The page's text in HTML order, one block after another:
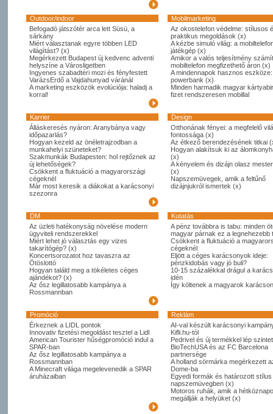
Outdoor/indoor
Mobilmarketing
Befogadó játszótér arca lett Süsü, a
sárkány
Miért választanak egyre többen LED
világítást? (x)
Megérkezett Budapest új kedvenc adventi
helyszíne a Városligetben
Ingyenes szabadtéri mozi és fényfestett
VarázsErdő a Vajdahunyad váránál
A marketing eszközök evolúciója: haladj a
korral!
Az okostelefon védelme: stílusos
praktikus megoldások (x)
A kézbe simuló világ: a
játékgép (x)
Amikor a valós teljesítmény
mobiltelefon megfizethető áron (x)
A mindennapok hasznos
powerbank (x)
Minden harmadik magyar
fizet rendszeresen mobillal
Karrier
Design
Álláskeresés nyáron: Aranybánya vagy
időpazarlás?
Hogyan kezeld az önéletrajzodban a
munkahelyi szüneteket?
Szakmunkák Budapesten: hol rejtőznek az
új lehetőségek?
Csökkent a fluktuáció a magyarországi
cégeknél
Már most keresik a diákokat a karácsonyi
szezonra
Otthonának fényei: a megfelelő
fontossága (x)
Az étkező berendezésének titkai
Hogyan alakítsuk ki az
(x)
A kényelem és dizájn olasz
(x)
Napszemüvegek, amik a feltűnő
dizájnjukról ismertek (x)
DM
Kutatás
Az üzleti hatékonyság növelése modern
ügyviteli rendszerekkel
Miért lehet jó választás egy vizes
takarítógép? (x)
Koncertsorozatot hoz tavaszra az
Ötöslottó
Hogyan találd meg a tökéletes céges
ajándékot? (x)
Az ősz legillatosabb kampánya a
Rossmannban
A pénz továbbra is tabu: minden
magyar párnak ez a legnehezebb
Csökkent a fluktuáció a
cégeknél
Eljött a céges karácsonyok ideje:
pénzkidobás vagy jó buli?
10-15 százalékkal drágul a
idén
Így költenek a magyarok
Promóció
Reklám
Érkeznek a LIDL pontok
Innovativ fizetési megoldást tesztel a Lidl
American Tourister hűségpromóció indul a
SPAR-ban
Az ősz legillatosabb kampánya a
Rossmannban
A Minecraft világa megelevenedik a SPAR
áruházaiban
AI-val készült karácsonyi
Kifli.hu-tól
Pedrivel és új termékkel lép
BioTechUSA és az FC Barcelona
partnersége
A holland sörmárka megérkezett
Dome-ba
Egyedi formák és határozott
napszemüvegben (x)
Motoros ruhák, amik a
megállják a helyüket (x)